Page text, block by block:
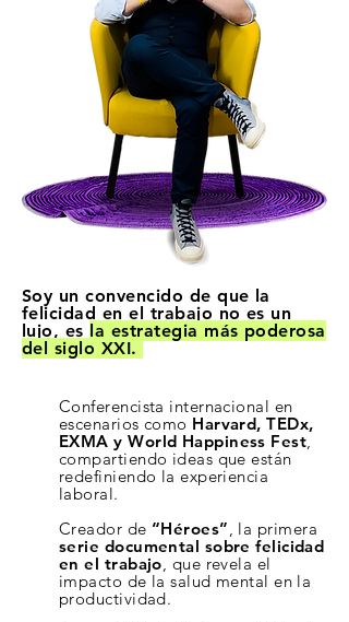
Soy un convencido de que la
felicidad en el trabajo no es un
lujo, es la estrategia más poderosa
del siglo XXI.
Conferencista internacional en
escenarios como Harvard, TEDx,
EXMA y World Happiness Fest,
compartiendo ideas que están
redefiniendo la experiencia
laboral.
Creador de “Héroes”, la primera
serie documental sobre felicidad
en el trabajo, que revela el
impacto de la salud mental en la
productividad.